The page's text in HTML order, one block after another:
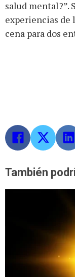
salud mental?”.
experiencias de
cena para dos
También